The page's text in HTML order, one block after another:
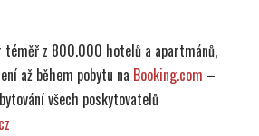
téměř z 800.000 hotelů a apartmánů,
až během pobytu na Booking.com –
všech poskytovatelů